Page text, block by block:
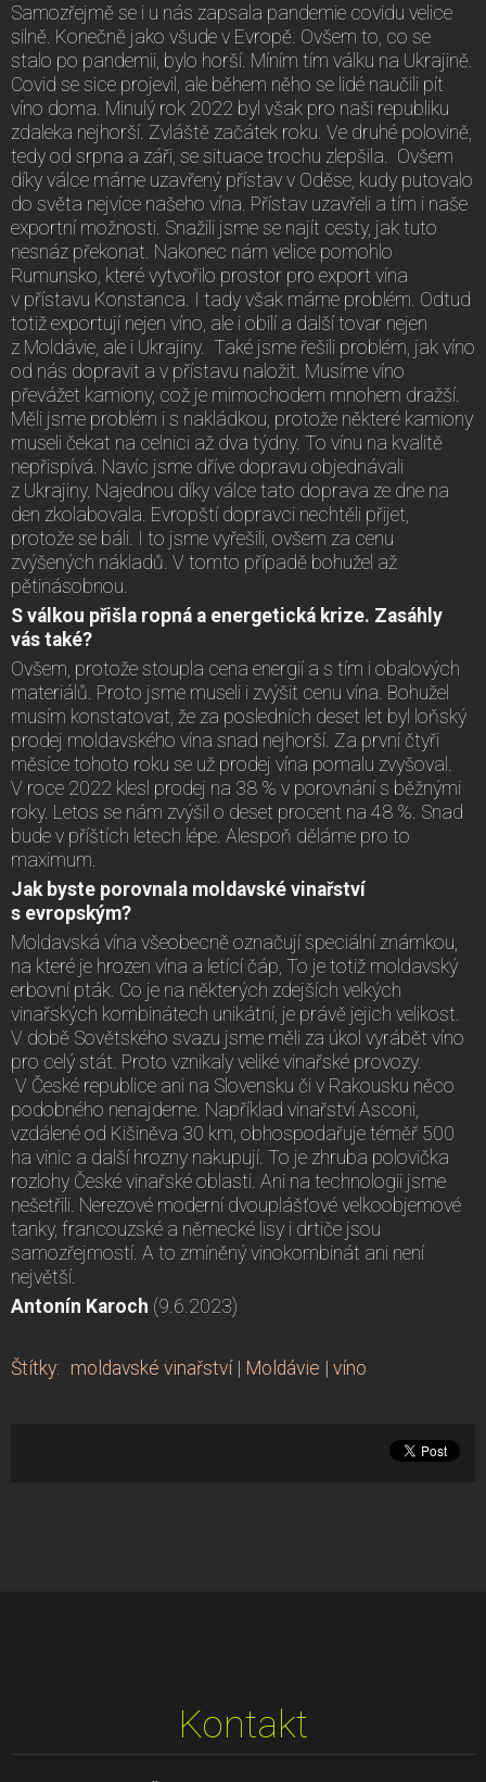
Samozřejmě se i u nás zapsala pandemie covidu velice
silně. Konečně jako všude v Evropě. Ovšem to, co se
stalo po pandemii, bylo horší. Míním tím válku na Ukrajině.
Covid se sice projevil, ale během něho se lidé naučili pít
víno doma. Minulý rok 2022 byl však pro naši republiku
zdaleka nejhorší. Zvláště začátek roku. Ve druhé polovině,
tedy od srpna a záři, se situace trochu zlepšila. Ovšem
díky válce máme uzavřený přístav v Oděse, kudy putovalo
do světa nejvíce našeho vína. Přístav uzavřeli a tím i naše
exportní možnosti. Snažili jsme se najít cesty, jak tuto
nesnáz překonat. Nakonec nám velice pomohlo
Rumunsko, které vytvořilo prostor pro export vína
v přístavu Konstanca. I tady však máme problém. Odtud
totiž exportují nejen víno, ale i obilí a další tovar nejen
z Moldávie, ale i Ukrajiny. Také jsme řešili problém, jak víno
od nás dopravit a v přístavu naložit. Musíme víno
převážet kamiony, což je mimochodem mnohem dražší.
Měli jsme problém i s nakládkou, protože některé kamiony
museli čekat na celnici až dva týdny. To vínu na kvalitě
nepřispívá. Navíc jsme dříve dopravu objednávali
z Ukrajiny. Najednou díky válce tato doprava ze dne na
den zkolabovala. Evropští dopravci nechtěli přijet,
protože se báli. I to jsme vyřešili, ovšem za cenu
zvýšených nákladů. V tomto případě bohužel až
pětinásobnou.
S válkou přišla ropná a energetická krize. Zasáhly
vás také?
Ovšem, protože stoupla cena energií a s tím i obalových
materiálů. Proto jsme museli i zvýšit cenu vína. Bohužel
musím konstatovat, že za posledních deset let byl loňský
prodej moldavského vína snad nejhorší. Za první čtyři
měsíce tohoto roku se už prodej vína pomalu zvyšoval.
V roce 2022 klesl prodej na 38 % v porovnání s běžnými
roky. Letos se nám zvýšil o deset procent na 48 %. Snad
bude v příštích letech lépe. Alespoň děláme pro to
maximum.
Jak byste porovnala moldavské vinařství
s evropským?
Moldavská vína všeobecně označují speciální známkou,
na které je hrozen vína a letící čáp, To je totiž moldavský
erbovní pták. Co je na některých zdejších velkých
vinařských kombinátech unikátní, je právě jejich velikost.
V době Sovětského svazu jsme měli za úkol vyrábět víno
pro celý stát. Proto vznikaly veliké vinařské provozy.
V České republice ani na Slovensku či v Rakousku něco
podobného nenajdeme. Například vinařství Asconi,
vzdálené od Kišiněva 30 km, obhospodařuje téměř 500
ha vinic a další hrozny nakupují. To je zhruba polovička
rozlohy České vinařské oblasti. Ani na technologii jsme
nešetřili. Nerezové moderní dvouplášťové velkoobjemové
tanky, francouzské a německé lisy i drtiče jsou
samozřejmostí. A to zmíněný vinokombinát ani není
největší.
Antonín Karoch (9.6.2023)
Štítky: moldavské vinařství | Moldávie | víno
Kontakt